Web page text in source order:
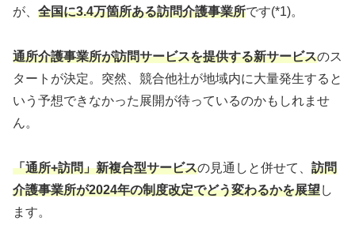
が、 全国に3.4万箇所ある訪問介護事業所です(*1)。
通所介護事業所が訪問サービスを提供する新サービスのス
タートが決定。突然、競合他社が地域内に大量発生すると
いう予想できなかった展開が待っているのかもしれませ
ん。
「通所+訪問」新複合型サービスの見通しと併せて、 訪問
介護事業所が2024年の制度改定でどう変わるかを展望し
ます。